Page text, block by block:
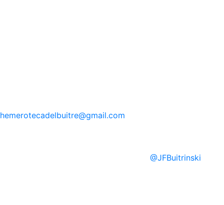
hemerotecadelbuitre@gmail.com
@JFBuitrinski